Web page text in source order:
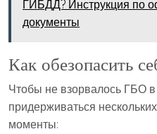
ГИБДД? Инструкция по
документы
Как обезопасить
Чтобы не взорвалось ГБО
придерживаться
моменты: